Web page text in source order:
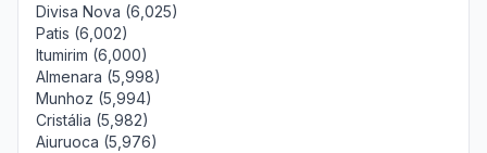
Divisa Nova (6,025)
Patis (6,002)
Itumirim (6,000)
Almenara (5,998)
Munhoz (5,994)
Cristália (5,982)
Aiuruoca (5,976)